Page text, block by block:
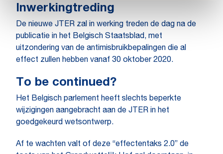
Inwerkingtreding
De nieuwe JTER zal in werking treden de dag na de
publicatie in het Belgisch Staatsblad, met
uitzondering van de antimisbruikbepalingen die al
effect zullen hebben vanaf 30 oktober 2020.
To be continued?
Het Belgisch parlement heeft slechts beperkte
wijzigingen aangebracht aan de JTER in het
goedgekeurd wetsontwerp.
Af te wachten valt of deze “effectentaks 2.0” de